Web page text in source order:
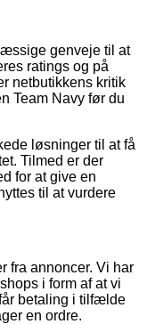
genveje til at
ratings og på
netbutikkens kritik
Team Navy før du
løsninger til at få
Tilmed er der
for at give en
til at vurdere
fra annoncer. Vi har
i form af at vi
betaling i tilfælde
en ordre.